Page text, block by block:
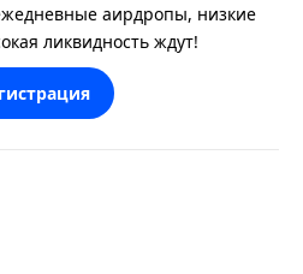
аирдропы, низкие
ликвидность ждут!